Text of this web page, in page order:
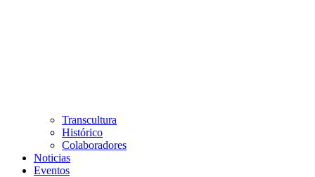
Transcultura
Histórico
Colaboradores
Noticias
Eventos